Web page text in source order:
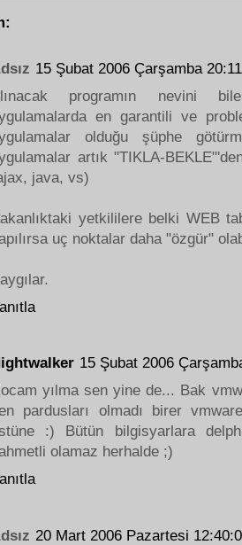
15 Şubat 2006 Çarşamba
programın nevini
en garantili ve
olduğu şüphe
artık "TIKLA-
java, vs)
yetkililere belki WEB
uç noktalar daha "özgür"
15 Şubat 2006
yılma sen yine de... Bak
pardusları olmadı birer
:) Bütün bilgisyarlara
olamaz herhalde ;)
20 Mart 2006 Pazartesi